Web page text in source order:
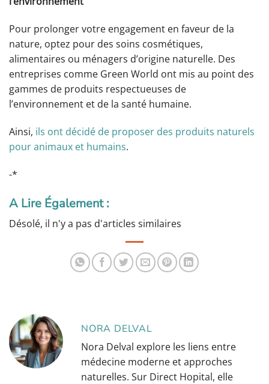
Pour prolonger votre engagement en faveur de la
nature, optez pour des soins cosmétiques,
alimentaires ou ménagers d’origine naturelle. Des
entreprises comme Green World ont mis au point des
gammes de produits respectueuses de
l’environnement et de la santé humaine.
Ainsi, ils ont décidé de proposer des produits naturels
pour animaux et humains.
-*
A Lire Également :
Désolé, il n'y a pas d'articles similaires
NORA DELVAL
Nora Delval explore les liens entre
médecine moderne et approches
naturelles. Sur Direct Hopital, elle